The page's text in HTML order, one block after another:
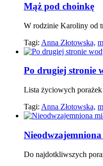
Mąż pod choinkę
W rodzinie Karoliny od
Tagi: Anna Złotowska,
Po drugiej stronie
Lista życiowych porażek
Tagi: Anna Złotowska,
Nieodwzajemniona
Do najdotkliwszych